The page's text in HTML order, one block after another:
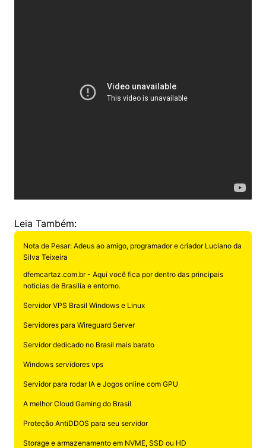
Leia Também:
Nota de Pesar: Adeus ao amigo, programador e criador Luciano da
Silva Teixeira
dfemcartaz.com.br - Aqui você fica por dentro das principais
noticias de Brasilia e entorno.
Servidor VPS Brasil Windows e Linux
Servidores para Wireguard Server
Servidor dedicado no Brasil mais barato
Windows servidores vps
Servidor para rodar IA e Jogos online com GPU
A melhor Cloud Gaming do Brasil
Proteção AntiDDOS para seu servidor
Storage e armazenamento em NVME, SSD ou HD